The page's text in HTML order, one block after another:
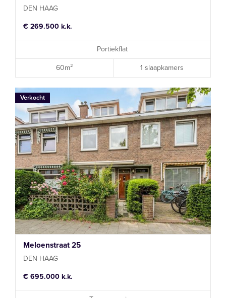
DEN HAAG
€ 269.500 k.k.
Portiekflat
60m² 1 slaapkamers
Verkocht
Meloenstraat 25
DEN HAAG
€ 695.000 k.k.